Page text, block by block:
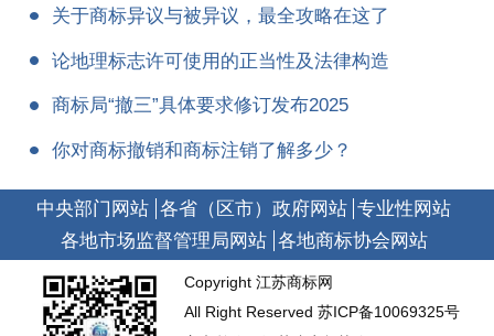
关于商标异议与被异议，最全攻略在这了
论地理标志许可使用的正当性及法律构造
商标局“撤三”具体要求修订发布2025
你对商标撤销和商标注销了解多少？
中央部门网站 各省（区市）政府网站 专业性网站
各地市场监督管理局网站 各地商标协会网站
Copyright 江苏商标网
All Right Reserved苏ICP备10069325号